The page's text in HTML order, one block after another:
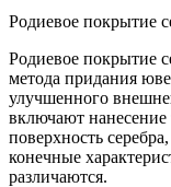
Родиевое покрытие
Родиевое покрытие
метода придания
улучшенного
включают нанесение
поверхность
конечные
различаются.